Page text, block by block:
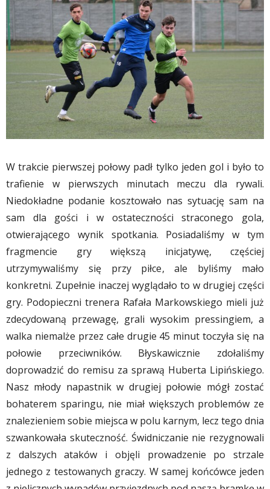
W trakcie pierwszej połowy padł tylko jeden gol i było to
trafienie w pierwszych minutach meczu dla rywali.
Niedokładne podanie kosztowało nas sytuację sam na
sam dla gości i w ostateczności straconego gola,
otwierającego wynik spotkania. Posiadaliśmy w tym
fragmencie gry większą inicjatywę, częściej
utrzymywaliśmy się przy piłce, ale byliśmy mało
konkretni. Zupełnie inaczej wyglądało to w drugiej części
gry. Podopieczni trenera Rafała Markowskiego mieli już
zdecydowaną przewagę, grali wysokim pressingiem, a
walka niemalże przez całe drugie 45 minut toczyła się na
połowie przeciwników. Błyskawicznie zdołaliśmy
doprowadzić do remisu za sprawą Huberta Lipińskiego.
Nasz młody napastnik w drugiej połowie mógł zostać
bohaterem sparingu, nie miał większych problemów ze
znalezieniem sobie miejsca w polu karnym, lecz tego dnia
szwankowała skuteczność. Świdniczanie nie rezygnowali
z dalszych ataków i objęli prowadzenie po strzale
jednego z testowanych graczy. W samej końcówce jeden